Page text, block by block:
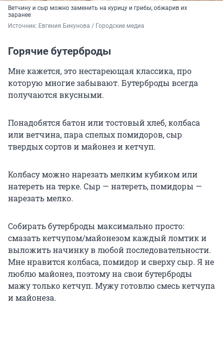
Ветчину и сыр можно заменить на курицу и грибы, обжарив их
заранее
Источник: Евгения Бикунова / Городские медиа
Горячие бутерброды
Мне кажется, это нестареющая классика, про
которую многие забывают. Бутерброды всегда
получаются вкусными.
Понадобятся батон или тостовый хлеб, колбаса
или ветчина, пара спелых помидоров, сыр
твердых сортов и майонез и кетчуп.
Колбасу можно нарезать мелким кубиком или
натереть на терке. Сыр — натереть, помидоры —
нарезать мелко.
Собирать бутерброды максимально просто:
смазать кетчупом/майонезом каждый ломтик и
выложить начинку в любой последовательности.
Мне нравится колбаса, помидор и сверху сыр. Я не
люблю майонез, поэтому на свои бутерброды
мажу только кетчуп. Мужу готовлю смесь кетчупа
и майонеза.